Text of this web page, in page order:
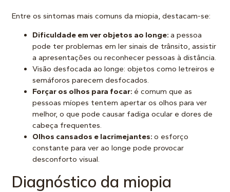
Entre os sintomas mais comuns da miopia, destacam-se:
Dificuldade em ver objetos ao longe:a pessoa
pode ter problemas em ler sinais de trânsito, assistir
a apresentações ou reconhecer pessoas à distância.
Visão desfocada ao longe: objetos como letreiros e
semáforos parecem desfocados.
Forçar os olhos para focar: é comum que as
pessoas míopes tentem apertar os olhos para ver
melhor, o que pode causar fadiga ocular e dores de
cabeça frequentes.
Olhos cansados e lacrimejantes:o esforço
constante para ver ao longe pode provocar
desconforto visual.
Diagnóstico da miopia